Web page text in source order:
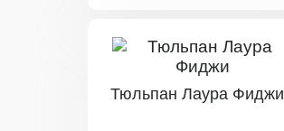
Тюльпан Лаура Фиджи